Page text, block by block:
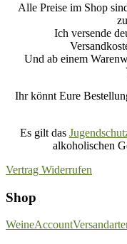
Alle Preise im Shop
Ich versende
Und ab einem
Ihr könnt Eure
Es gilt das
alkoholischen
Vertrag Widerrufen
Shop
WeineAccount